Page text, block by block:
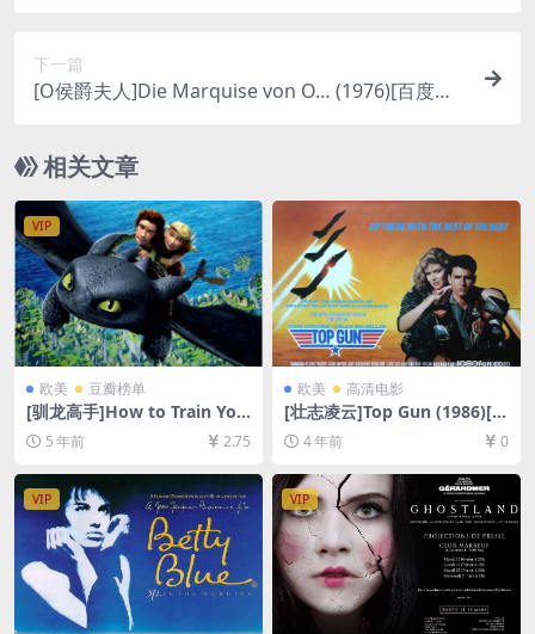
下一篇
[O侯爵夫人]Die Marquise von O… (1976)[百度网
文字幕]
相关文章
VIP
欧美 豆瓣榜单
[驯龙高手]How to Train You
r Dragon (2010)[百度网盘
+迅雷云盘资源1080P超清未
删减][MP4/6.4GB][中英字幕]
5 年前 2.75
欧美 高清电影
[壮志凌云]Top Gun (1986)[百
度网盘+迅雷云盘资源1080P
超清未删减][MP4/6.8GB][中
英字幕]
4 年前 0
VIP VIP